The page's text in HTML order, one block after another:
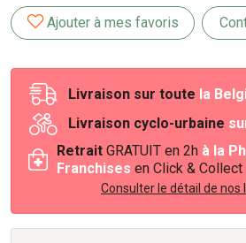
Ajouter à mes favoris
Livraison sur toute la
Livraison cyclo-urbaine
Retrait GRATUIT en 2h à la
Franchises en Click & Collect
Consulter le détail de nos